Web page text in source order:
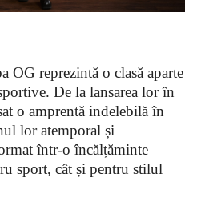
OG reprezintă o clasă aparte
De la lansarea lor în
o amprentă indelebilă în
lor atemporal și
într-o încălțăminte
sport, cât și pentru stilul